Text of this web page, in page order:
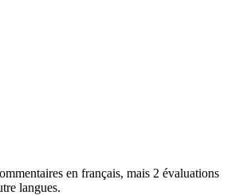
en français, mais 2 évaluations
langues.